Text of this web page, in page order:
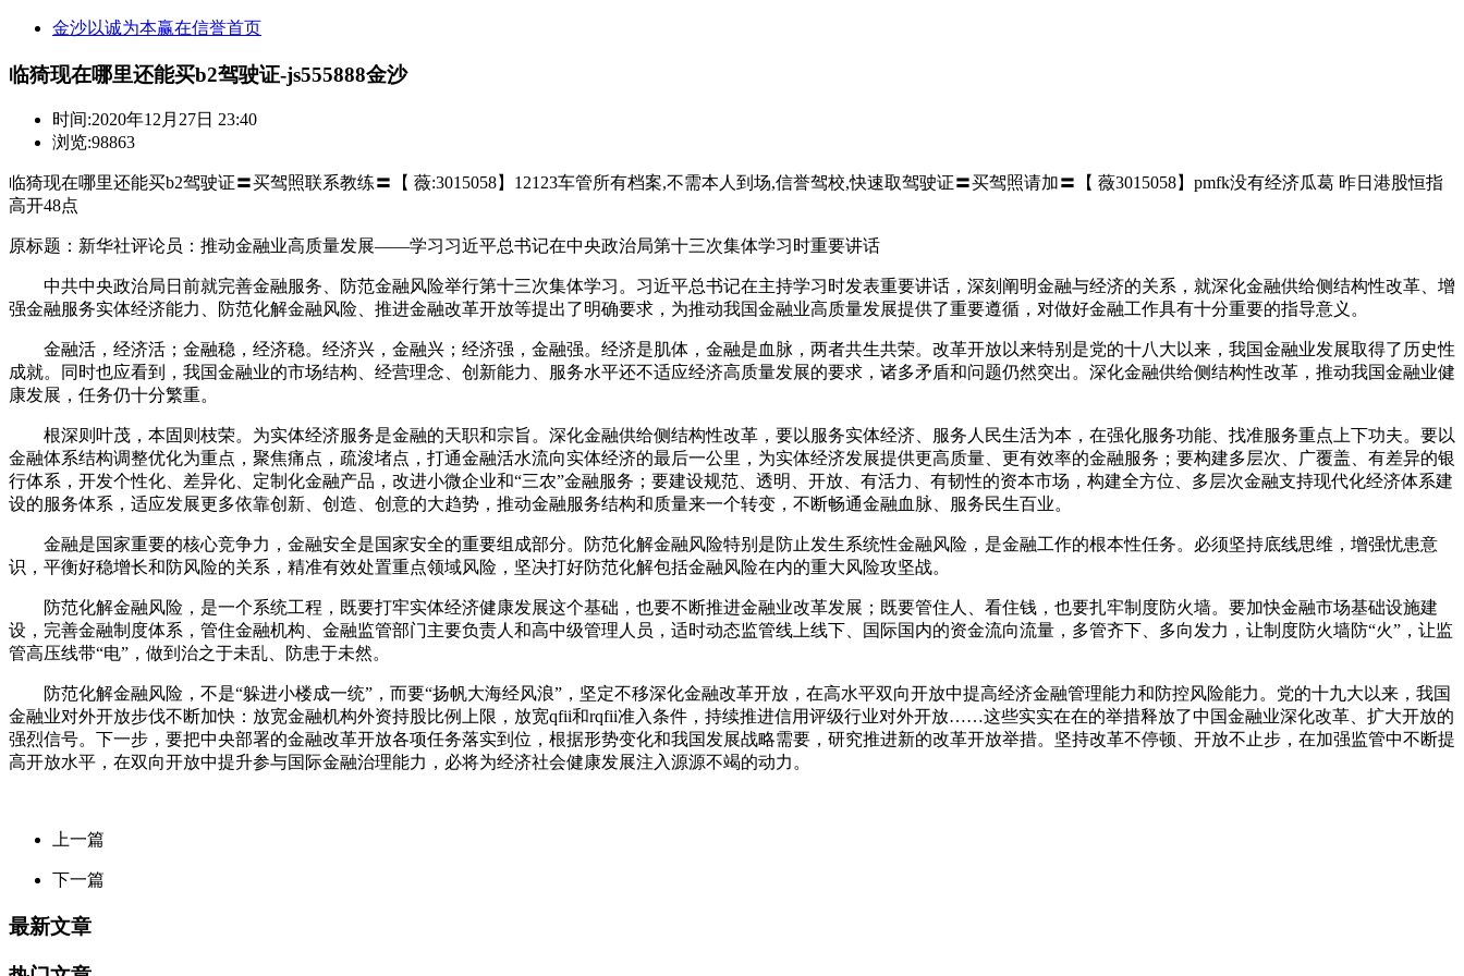
金沙以诚为本赢在信誉首页
临猗现在哪里还能买b2驾驶证-js555888金沙
时间:2020年12月27日 23:40
浏览:98863
临猗现在哪里还能买b2驾驶证〓买驾照联系教练〓【 薇:3015058】12123车管所有档案,不需本人到场,信誉驾校,快速取驾驶证〓买驾照请加〓【 薇3015058】pmfk没有经济瓜葛 昨日港股恒指
高开48点
原标题：新华社评论员：推动金融业高质量发展——学习习近平总书记在中央政治局第十三次集体学习时重要讲话
中共中央政治局日前就完善金融服务、防范金融风险举行第十三次集体学习。习近平总书记在主持学习时发表重要讲话，深刻阐明金融与经济的关系，就深化金融供给侧结构性改革、增
强金融服务实体经济能力、防范化解金融风险、推进金融改革开放等提出了明确要求，为推动我国金融业高质量发展提供了重要遵循，对做好金融工作具有十分重要的指导意义。
金融活，经济活；金融稳，经济稳。经济兴，金融兴；经济强，金融强。经济是肌体，金融是血脉，两者共生共荣。改革开放以来特别是党的十八大以来，我国金融业发展取得了历史性
成就。同时也应看到，我国金融业的市场结构、经营理念、创新能力、服务水平还不适应经济高质量发展的要求，诸多矛盾和问题仍然突出。深化金融供给侧结构性改革，推动我国金融业健
康发展，任务仍十分繁重。
根深则叶茂，本固则枝荣。为实体经济服务是金融的天职和宗旨。深化金融供给侧结构性改革，要以服务实体经济、服务人民生活为本，在强化服务功能、找准服务重点上下功夫。要以
金融体系结构调整优化为重点，聚焦痛点，疏浚堵点，打通金融活水流向实体经济的最后一公里，为实体经济发展提供更高质量、更有效率的金融服务；要构建多层次、广覆盖、有差异的银
行体系，开发个性化、差异化、定制化金融产品，改进小微企业和“三农”金融服务；要建设规范、透明、开放、有活力、有韧性的资本市场，构建全方位、多层次金融支持现代化经济体系建
设的服务体系，适应发展更多依靠创新、创造、创意的大趋势，推动金融服务结构和质量来一个转变，不断畅通金融血脉、服务民生百业。
金融是国家重要的核心竞争力，金融安全是国家安全的重要组成部分。防范化解金融风险特别是防止发生系统性金融风险，是金融工作的根本性任务。必须坚持底线思维，增强忧患意
识，平衡好稳增长和防风险的关系，精准有效处置重点领域风险，坚决打好防范化解包括金融风险在内的重大风险攻坚战。
防范化解金融风险，是一个系统工程，既要打牢实体经济健康发展这个基础，也要不断推进金融业改革发展；既要管住人、看住钱，也要扎牢制度防火墙。要加快金融市场基础设施建
设，完善金融制度体系，管住金融机构、金融监管部门主要负责人和高中级管理人员，适时动态监管线上线下、国际国内的资金流向流量，多管齐下、多向发力，让制度防火墙防“火”，让监
管高压线带“电”，做到治之于未乱、防患于未然。
防范化解金融风险，不是“躲进小楼成一统”，而要“扬帆大海经风浪”，坚定不移深化金融改革开放，在高水平双向开放中提高经济金融管理能力和防控风险能力。党的十九大以来，我国
金融业对外开放步伐不断加快：放宽金融机构外资持股比例上限，放宽qfii和rqfii准入条件，持续推进信用评级行业对外开放……这些实实在在的举措释放了中国金融业深化改革、扩大开放的
强烈信号。下一步，要把中央部署的金融改革开放各项任务落实到位，根据形势变化和我国发展战略需要，研究推进新的改革开放举措。坚持改革不停顿、开放不止步，在加强监管中不断提
高开放水平，在双向开放中提升参与国际金融治理能力，必将为经济社会健康发展注入源源不竭的动力。
上一篇
下一篇
最新文章